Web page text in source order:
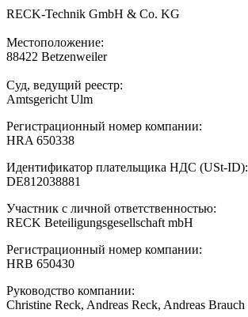
RECK-Technik GmbH & Co. KG
Местоположение:
88422 Betzenweiler
Суд, ведущий реестр:
Amtsgericht Ulm
Регистрационный номер компании:
HRA 650338
Идентификатор плательщика НДС (USt-ID):
DE812038881
Участник с личной ответственностью:
RECK Beteiligungsgesellschaft mbH
Регистрационный номер компании:
HRB 650430
Руководство компании:
Christine Reck, Andreas Reck, Andreas Brauch